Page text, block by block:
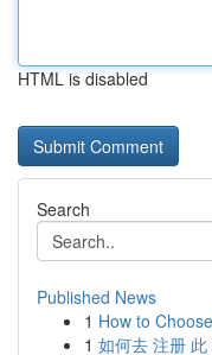
HTML is disabled
Search
Published News
1 How to
1 如何去 注册